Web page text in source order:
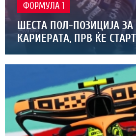
ФОРМУЛА 1
ШЕСТА ПОЛ-ПОЗИЦИЈА
КАРИЕРАТА, ПРВ ЌЕ